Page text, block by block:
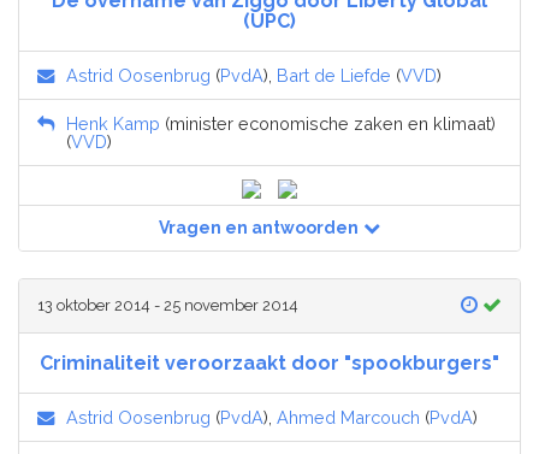
(UPC)
Astrid Oosenbrug (PvdA), Bart de Liefde (VVD)
Henk Kamp (minister economische zaken en klimaat)
(VVD)
Vragen en antwoorden
13 oktober 2014 - 25 november 2014
Criminaliteit veroorzaakt door "spookburgers"
Astrid Oosenbrug (PvdA), Ahmed Marcouch (PvdA)